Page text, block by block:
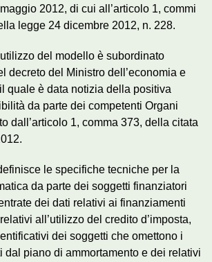
2012, di cui all’articolo 1, commi
legge 24 dicembre 2012, n. 228.
del modello è subordinato
decreto del Ministro dell’economia e
quale è data notizia della positiva
da parte dei competenti Organi
dall’articolo 1, comma 373, della citata
le specifiche tecniche per la
da parte dei soggetti finanziatori
dei dati relativi ai finanziamenti
all’utilizzo del credito d’imposta,
dei soggetti che omettono i
dal piano di ammortamento e dei relativi